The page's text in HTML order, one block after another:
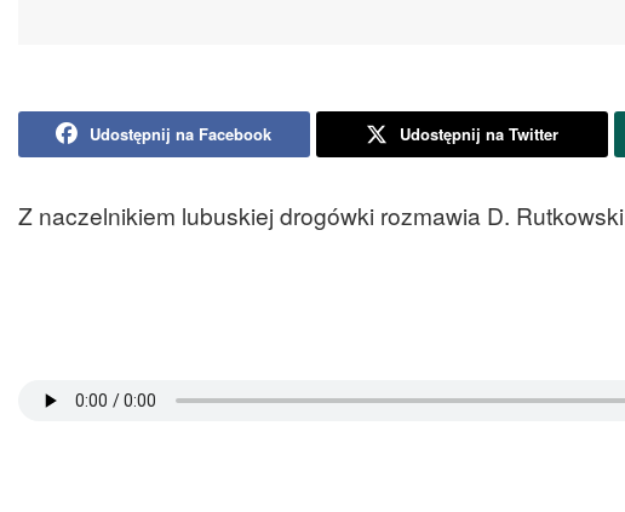
Udostępnij na Facebook Udostępnij na Twitter
Z naczelnikiem lubuskiej drogówki rozmawia D. Rutkowski